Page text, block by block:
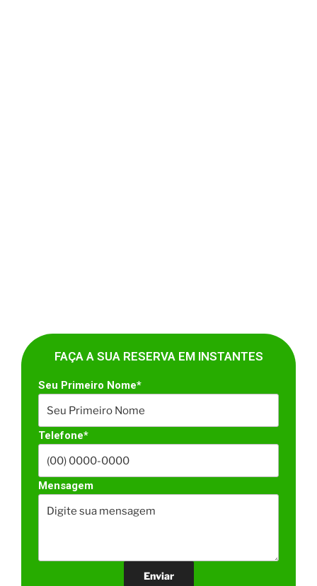
FAÇA A SUA RESERVA EM INSTANTES
Seu Primeiro Nome*
Telefone*
Mensagem